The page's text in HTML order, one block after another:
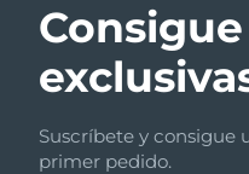
Suscríbete y consigue
primer pedido.